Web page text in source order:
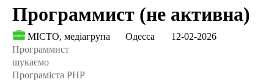
Программист (не активна)
МІСТО, медіагрупа Одесса
12-02-2026
Программист
шукаємо
Програміста PHP